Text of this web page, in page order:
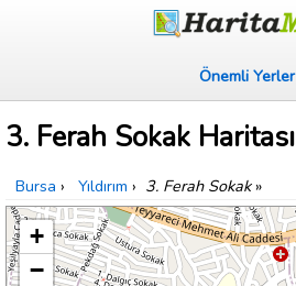
Önemli Yerler
3. Ferah Sokak Haritası
Bursa › Yıldırım › 3. Ferah Sokak»
+
−